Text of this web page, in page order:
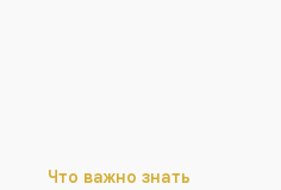
Что важно знать